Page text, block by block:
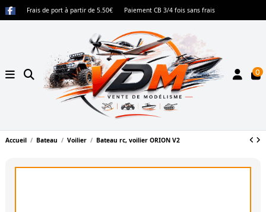
Frais de port à partir de 5.50€ Paiement CB 3/4 fois sans frais
0
Accueil Bateau Voilier Bateau rc, voilier ORION V2